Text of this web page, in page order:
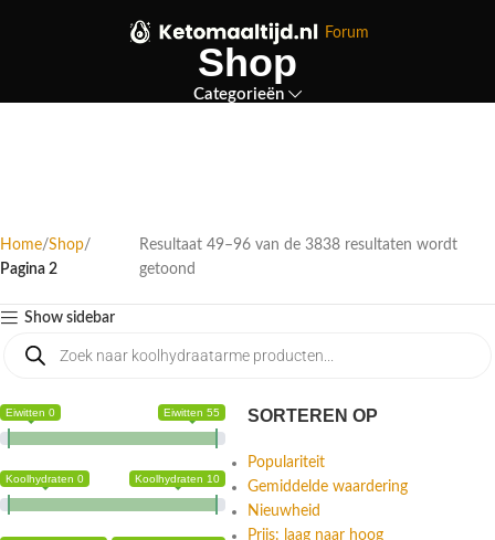
Forum
Shop
Categorieën
Home Shop
Pagina 2
Resultaat 49–96 van de 3838 resultaten wordt
getoond
Show sidebar
Eiwitten 0 Eiwitten 55
Koolhydraten 0 Koolhydraten 10
SORTEREN OP
Populariteit
Gemiddelde waardering
Nieuwheid
Prijs: laag naar hoog